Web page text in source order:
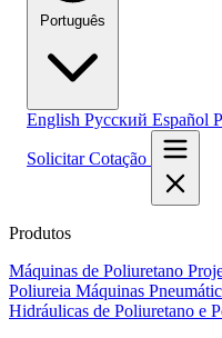
English Русский Español
Solicitar Cotação
Produtos
Máquinas de Poliuretano
Poliureia Máquinas
Hidráulicas de Poliuretano e